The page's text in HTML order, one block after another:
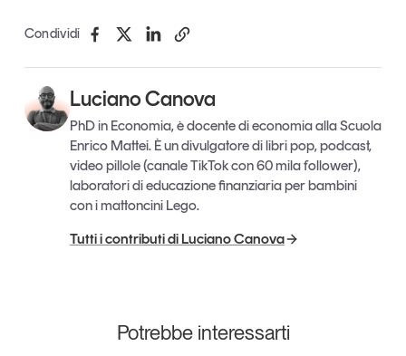
Condividi
Luciano Canova
PhD in Economia, è docente di economia alla Scuola
Enrico Mattei. È un divulgatore di libri pop, podcast,
video pillole (canale TikTok con 60 mila follower),
laboratori di educazione finanziaria per bambini
con i mattoncini Lego.
Tutti i contributi di Luciano Canova
Potrebbe interessarti